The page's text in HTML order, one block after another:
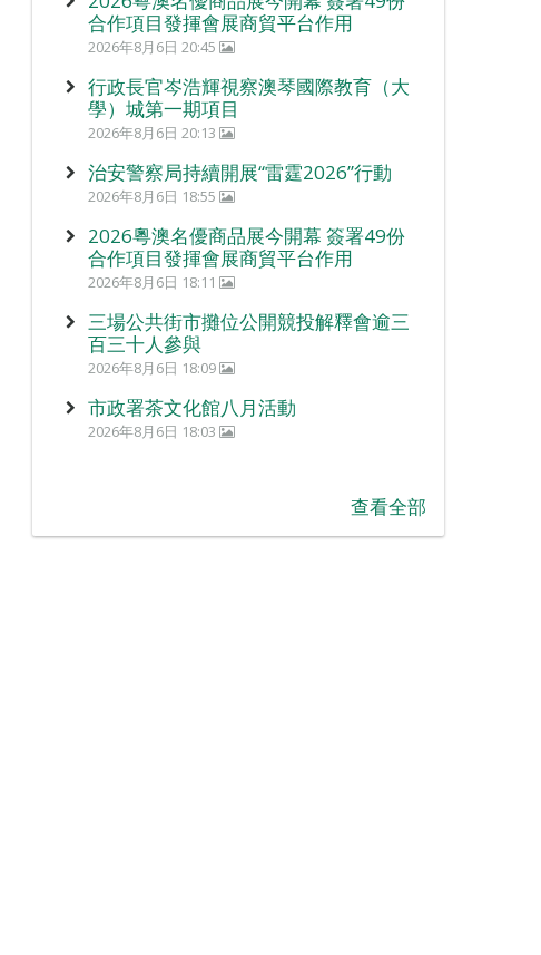
合作項目發揮會展商貿平台作用
2026年8月6日 20:45
行政長官岑浩輝視察澳琴國際教育（大
學）城第一期項目
2026年8月6日 20:13
治安警察局持續開展“雷霆2026”行動
2026年8月6日 18:55
2026粵澳名優商品展今開幕 簽署49份
合作項目發揮會展商貿平台作用
2026年8月6日 18:11
三場公共街市攤位公開競投解釋會逾三
百三十人參與
2026年8月6日 18:09
市政署茶文化館八月活動
2026年8月6日 18:03
查看全部